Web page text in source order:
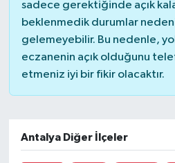
sadece gerektiğinde açık
beklenmedik durumlar
gelemeyebilir. Bu nedenle,
eczanenin açık olduğunu
etmeniz iyi bir fikir olacaktır.
Antalya Diğer İlçeler